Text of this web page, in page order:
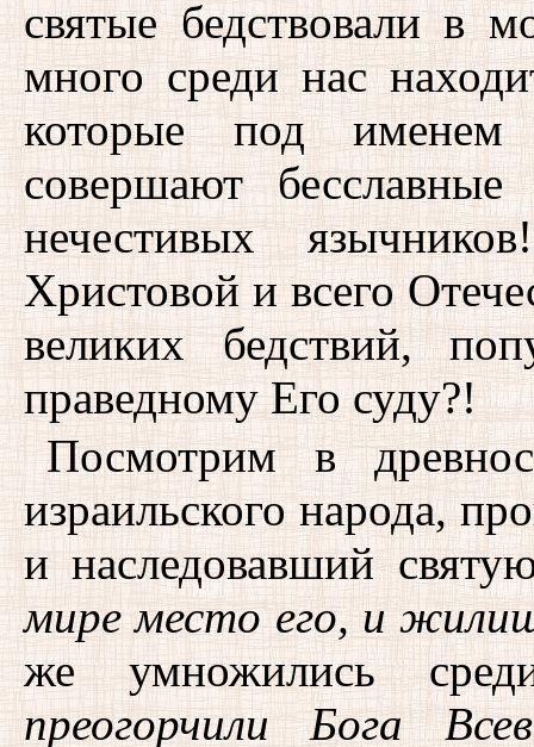
святые бедствовали в
много среди нас
которые под именем
совершают
нечестивых
Христовой и всего
великих бедствий,
праведному Его суду?!
Посмотрим в
израильского народа,
и наследовавший
мире место его, и
же умножились
преогорчили Бога